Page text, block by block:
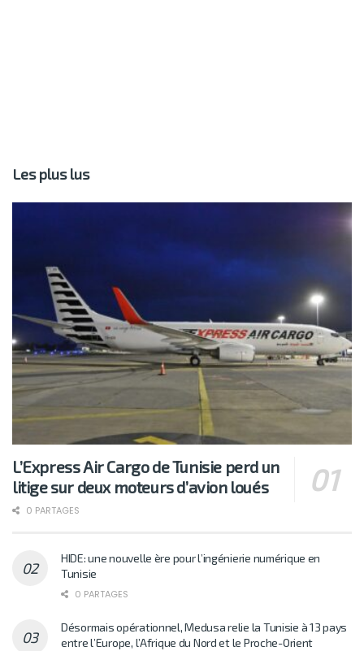
Les plus lus
L’Express Air Cargo de Tunisie perd un
litige sur deux moteurs d’avion loués
0 PARTAGES
HIDE: une nouvelle ère pour l’ingénierie numérique en
Tunisie
0 PARTAGES
Désormais opérationnel, Medusa relie la Tunisie à 13 pays
entre l’Europe, l’Afrique du Nord et le Proche-Orient